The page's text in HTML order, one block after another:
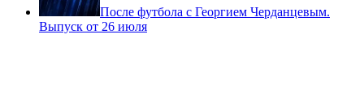
После футбола с Георгием Черданцевым.
Выпуск от 26 июля